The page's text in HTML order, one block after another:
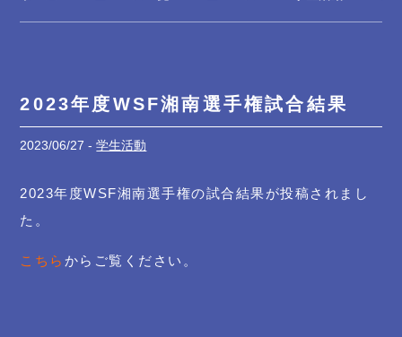
2023年度WSF湘南選手権試合結果
2023/06/27 -学生活動
2023年度WSF湘南選手権の試合結果が投稿されまし
た。
こちら からご覧ください。